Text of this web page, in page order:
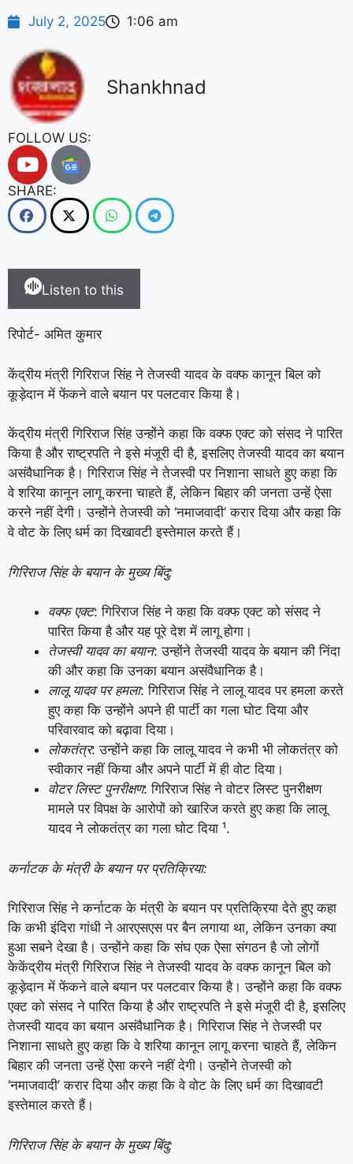
July 2, 2025 1:06 am
Shankhnad
FOLLOW US:
SHARE:
Listen to this
रिपोर्ट- अमित कुमार
केंद्रीय मंत्री गिरिराज सिंह ने तेजस्वी यादव के वक्फ कानून बिल को
कूड़ेदान में फेंकने वाले बयान पर पलटवार किया है।
केंद्रीय मंत्री गिरिराज सिंह उन्होंने कहा कि वक्फ एक्ट को संसद ने पारित
किया है और राष्ट्रपति ने इसे मंजूरी दी है, इसलिए तेजस्वी यादव का बयान
असंवैधानिक है। गिरिराज सिंह ने तेजस्वी पर निशाना साधते हुए कहा कि
वे शरिया कानून लागू करना चाहते हैं, लेकिन बिहार की जनता उन्हें ऐसा
करने नहीं देगी। उन्होंने तेजस्वी को ‘नमाजवादी’ करार दिया और कहा कि
वे वोट के लिए धर्म का दिखावटी इस्तेमाल करते हैं।
गिरिराज सिंह के बयान के मुख्य बिंदु:
वक्फ एक्ट: गिरिराज सिंह ने कहा कि वक्फ एक्ट को संसद ने
पारित किया है और यह पूरे देश में लागू होगा।
तेजस्वी यादव का बयान: उन्होंने तेजस्वी यादव के बयान की निंदा
की और कहा कि उनका बयान असंवैधानिक है।
लालू यादव पर हमला: गिरिराज सिंह ने लालू यादव पर हमला करते
हुए कहा कि उन्होंने अपने ही पार्टी का गला घोट दिया और
परिवारवाद को बढ़ावा दिया।
लोकतंत्र: उन्होंने कहा कि लालू यादव ने कभी भी लोकतंत्र को
स्वीकार नहीं किया और अपने पार्टी में ही वोट दिया।
वोटर लिस्ट पुनरीक्षण: गिरिराज सिंह ने वोटर लिस्ट पुनरीक्षण
मामले पर विपक्ष के आरोपों को खारिज करते हुए कहा कि लालू
यादव ने लोकतंत्र का गला घोट दिया ¹.
कर्नाटक के मंत्री के बयान पर प्रतिक्रिया:
गिरिराज सिंह ने कर्नाटक के मंत्री के बयान पर प्रतिक्रिया देते हुए कहा
कि कभी इंदिरा गांधी ने आरएसएस पर बैन लगाया था, लेकिन उनका क्या
हुआ सबने देखा है। उन्होंने कहा कि संघ एक ऐसा संगठन है जो लोगों
केकेंद्रीय मंत्री गिरिराज सिंह ने तेजस्वी यादव के वक्फ कानून बिल को
कूड़ेदान में फेंकने वाले बयान पर पलटवार किया है। उन्होंने कहा कि वक्फ
एक्ट को संसद ने पारित किया है और राष्ट्रपति ने इसे मंजूरी दी है, इसलिए
तेजस्वी यादव का बयान असंवैधानिक है। गिरिराज सिंह ने तेजस्वी पर
निशाना साधते हुए कहा कि वे शरिया कानून लागू करना चाहते हैं, लेकिन
बिहार की जनता उन्हें ऐसा करने नहीं देगी। उन्होंने तेजस्वी को
‘नमाजवादी’ करार दिया और कहा कि वे वोट के लिए धर्म का दिखावटी
इस्तेमाल करते हैं।
गिरिराज सिंह के बयान के मुख्य बिंदु: